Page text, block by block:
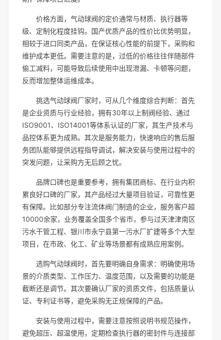
价格方面，气动球阀的定价通常与材质、执行器等
级、定制化程度挂钩。国产优质产品的性价比优势明显，
相较于进口同类产品，在保证核心性能的前提下，采购和
维护成本更低。需要注意的是，过低的价格往往伴随部件
偷工减料，可能导致后续使用中出现泄漏、卡顿等问题，
反而增加整体运维成本。
挑选气动球阀厂家时，可从几个维度综合判断：首先
是企业资质与行业经验，拥有30年以上制阀经验、通过
ISO9001、ISO14001等体系认证的厂家，其生产技术与
品控体系更为成熟。其次是服务能力，快速响应的售后服
务团队能够提供远程指导调试，解决安装与使用过程中的
突发问题，让采购方无后顾之忧。
品牌口碑也是重要参考，拥有集团商标、在行业内积
累良好口碑的厂家，其产品经过大量项目验证，可靠性更
有保障。比如部分专注流体阀门制造的企业，服务客户超
10000余家，业务覆盖全国多个省市，参与过天津津南区
污水干管工程、银川市永宁县第一污水厂扩建等多个大型
项目，在市政、化工、矿业等场景都有成熟应用案例。
选购气动球阀时，首先要明确自身需求：明确使用场
景的介质类型、工作压力、温度范围，以及需要的功能是
截断还是调节。其次要确认厂家的资质文件，包括质量认
证、专利证书等，避免采购无正规保障的产品。
安装与使用过程中，需要注意按照说明书规范操作，
避免超压、超温使用，定期检查执行器的密封件与连接部